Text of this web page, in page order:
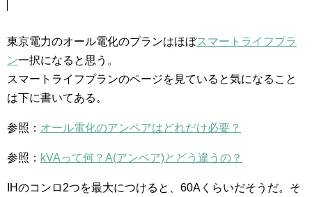
東京電力のオール電化のプランはほぼスマートライフプラ
ン一択になると思う。
スマートライフプランのページを見ていると気になること
は下に書いてある。
参照： オール電化のアンペアはどれだけ必要？
参照： kVAって何？A(アンペア)とどう違うの？
IHのコンロ2つを最大につけると、60Aくらいだそうだ。そ